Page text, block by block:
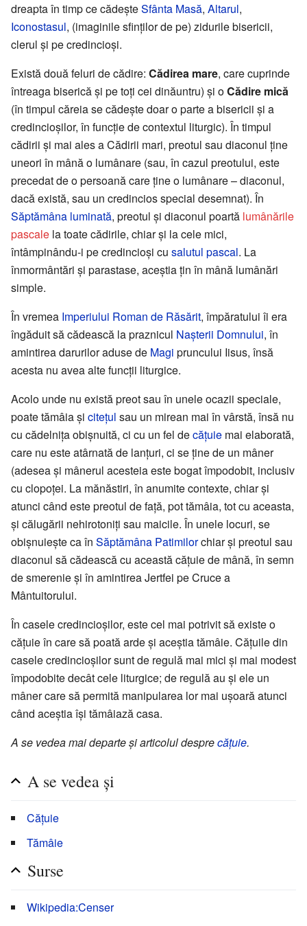
dreapta în timp ce cădeșteSfânta Masă, Altarul,
Iconostasul, (imaginile sfinților de pe) zidurile bisericii,
clerul și pe credincioși.
Există două feluri de cădire: Cădirea mare, care cuprinde
întreaga biserică și pe toți cei dinăuntru) și oCădire mică
(în timpul căreia se cădește doar o parte a bisericii și a
credincioșilor, în funcție de contextul liturgic). În timpul
cădirii și mai ales a Cădirii mari, preotul sau diaconul ține
uneori în mână o lumânare (sau, în cazul preotului, este
precedat de o persoană care ține o lumânare – diaconul,
dacă există, sau un credincios special desemnat). În
Săptămâna luminată, preotul și diaconul poartă lumânările
pascale la toate cădirile, chiar și la cele mici,
întâmpinându-i pe credincioși cu salutul pascal. La
înmormântări și parastase, aceștia țin în mână lumânări
simple.
În vremea Imperiului Roman de Răsărit, împăratului îi era
îngăduit să cădească la praznicul Nașterii Domnului, în
amintirea darurilor aduse de Magi pruncului Iisus, însă
acesta nu avea alte funcții liturgice.
Acolo unde nu există preot sau în unele ocazii speciale,
poate tămâia și citețul sau un mirean mai în vârstă, însă nu
cu cădelnița obișnuită, ci cu un fel decățuie mai elaborată,
care nu este atârnată de lanțuri, ci se ține de un mâner
(adesea și mânerul acesteia este bogat împodobit, inclusiv
cu clopoței. La mănăstiri, în anumite contexte, chiar și
atunci când este preotul de față, pot tămâia, tot cu aceasta,
și călugării nehirotoniți sau maicile. În unele locuri, se
obișnuiește ca în Săptămâna Patimilorchiar și preotul sau
diaconul să cădească cu această cățuie de mână, în semn
de smerenie și în amintirea Jertfei pe Cruce a
Mântuitorului.
În casele credincioșilor, este cel mai potrivit să existe o
cățuie în care să poată arde și aceștia tămâie. Cățuile din
casele credincioșilor sunt de regulă mai mici și mai modest
împodobite decât cele liturgice; de regulă au și ele un
mâner care să permită manipularea lor mai ușoară atunci
când aceștia își tămâiază casa.
A se vedea mai departe și articolul desprecățuie.
A se vedea și
Cățuie
Tămâie
Surse
Wikipedia:Censer